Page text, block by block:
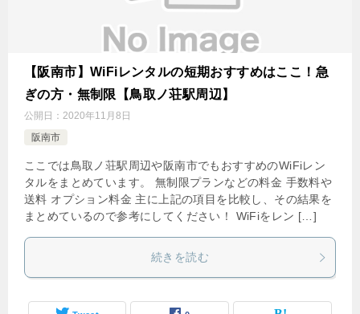
【阪南市】WiFiレンタルの短期おすすめはここ！急
ぎの方・無制限【鳥取ノ荘駅周辺】
公開日： 2020年11月8日
阪南市
ここでは鳥取ノ荘駅周辺や阪南市でもおすすめのWiFiレン
タルをまとめています。 無制限プランなどの料金 手数料や
送料 オプション料金 主に上記の項目を比較し、その結果を
まとめているので参考にしてください！ WiFiをレン […]
続きを読む